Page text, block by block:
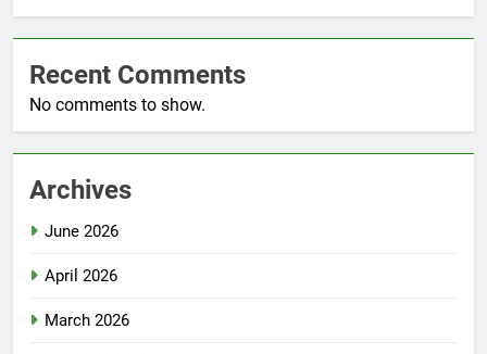
Recent Comments
No comments to show.
Archives
June 2026
April 2026
March 2026